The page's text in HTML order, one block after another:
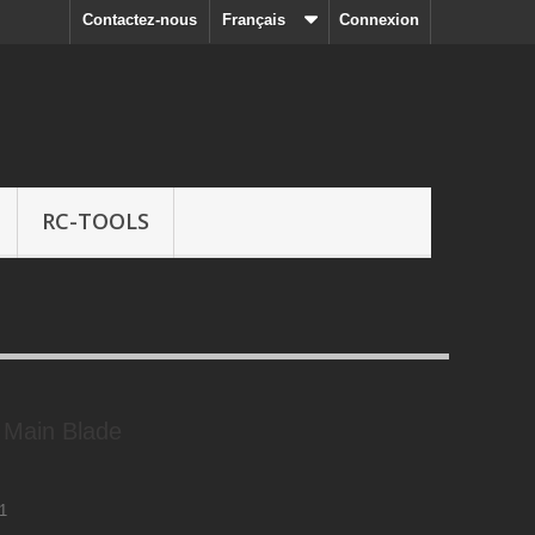
Connexion
Français
Contactez-nous
RC-TOOLS